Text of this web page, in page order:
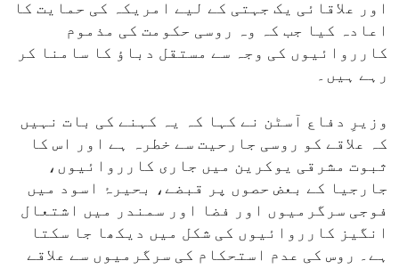
اور علاقائی یک جہتی کے لیے امریکہ کی حمایت کا
اعادہ کیا جب کہ وہ روسی حکومت کی مذموم
کارروائیوں کی وجہ سے مستقل دباؤ کا سامنا کر
رہے ہیں۔
وزیرِ دفاع آسٹن نے کہا کہ یہ کہنے کی بات نہیں
کہ علاقے کو روسی جارحیت سے خطرہ ہے اور اس کا
ثبوت مشرقی یوکرین میں جاری کارروائیوں،
جارجیا کے بعض حصوں پر قبضے، بحیرۂ اسود میں
فوجی سرگرمیوں اور فضا اور سمندر میں اشتعال
انگیز کارروائیوں کی شکل میں دیکھا جا سکتا
ہے۔ روس کی عدم استحکام کی سرگرمیوں سے علاقے